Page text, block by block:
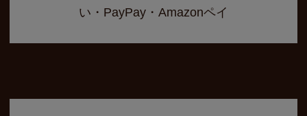
い・PayPay・Amazonペイ